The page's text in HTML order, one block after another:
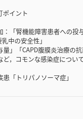
イント
「腎機能障害患者への投
中の安全性」
」「CAPD腹膜炎治療の
，コモンな感染症につい
「トリパノソーマ症」